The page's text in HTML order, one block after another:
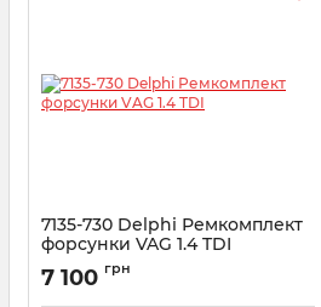
7135-730 Delphi Ремкомплект
форсунки VAG 1.4 TDI
Артикул: 7135-730
7 100 грн